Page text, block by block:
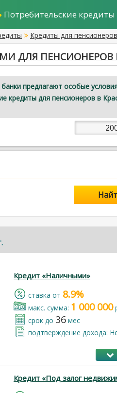
Потребительские кредиты
Кредиты для пенсионеров
ДЛЯ ПЕНСИОНЕРОВ
предлагают особые
кредиты для пенсионеров в
Кредит «Наличными»
cтавка от 8.9%
макс. сумма: 1 000 000
срок до 36 мес
подтверждение дохода:
Кредит «Под залог